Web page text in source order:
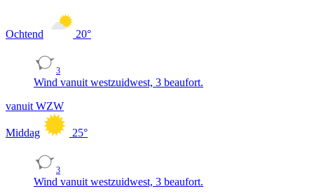
Ochtend 20°
3
Wind vanuit westzuidwest, 3 beaufort.
vanuit WZW
Middag 25°
3
Wind vanuit westzuidwest, 3 beaufort.